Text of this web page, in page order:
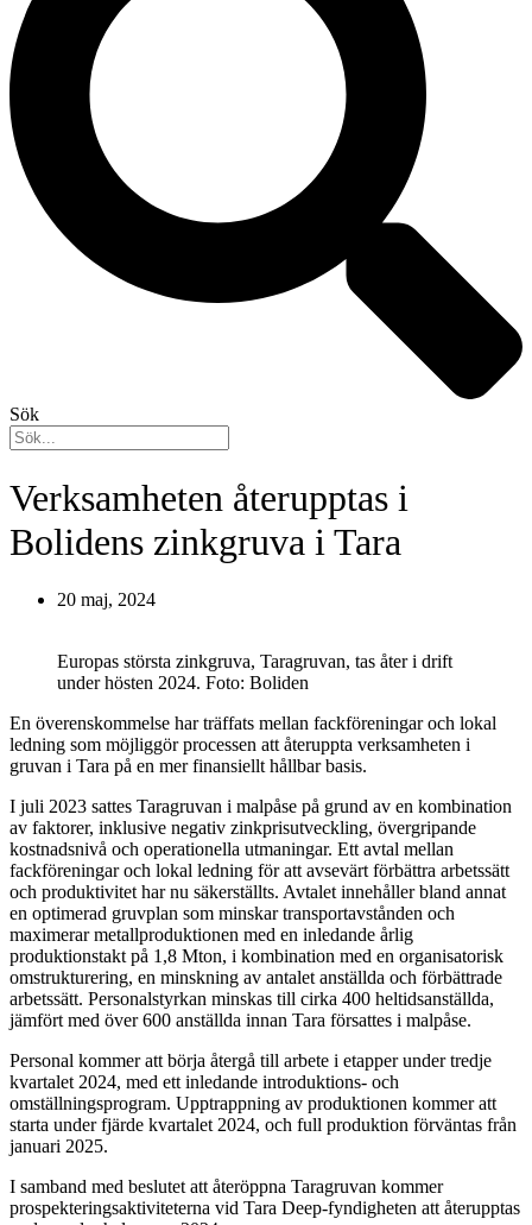
Sök
Verksamheten återupptas i
Bolidens zinkgruva i Tara
20 maj, 2024
Europas största zinkgruva, Taragruvan, tas åter i drift
under hösten 2024. Foto: Boliden
En överenskommelse har träffats mellan fackföreningar och lokal
ledning som möjliggör processen att återuppta verksamheten i
gruvan i Tara på en mer finansiellt hållbar basis.
I juli 2023 sattes Taragruvan i malpåse på grund av en kombination
av faktorer, inklusive negativ zinkprisutveckling, övergripande
kostnadsnivå och operationella utmaningar. Ett avtal mellan
fackföreningar och lokal ledning för att avsevärt förbättra arbetssätt
och produktivitet har nu säkerställts. Avtalet innehåller bland annat
en optimerad gruvplan som minskar transportavstånden och
maximerar metallproduktionen med en inledande årlig
produktionstakt på 1,8 Mton, i kombination med en organisatorisk
omstrukturering, en minskning av antalet anställda och förbättrade
arbetssätt. Personalstyrkan minskas till cirka 400 heltidsanställda,
jämfört med över 600 anställda innan Tara försattes i malpåse.
Personal kommer att börja återgå till arbete i etapper under tredje
kvartalet 2024, med ett inledande introduktions- och
omställningsprogram. Upptrappning av produktionen kommer att
starta under fjärde kvartalet 2024, och full produktion förväntas från
januari 2025.
I samband med beslutet att återöppna Taragruvan kommer
prospekteringsaktiviteterna vid Tara Deep-fyndigheten att återupptas